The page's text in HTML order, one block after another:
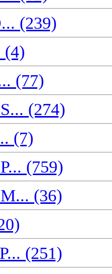
(239)
(4)
(77)
(274)
(7)
(759)
(36)
(251)